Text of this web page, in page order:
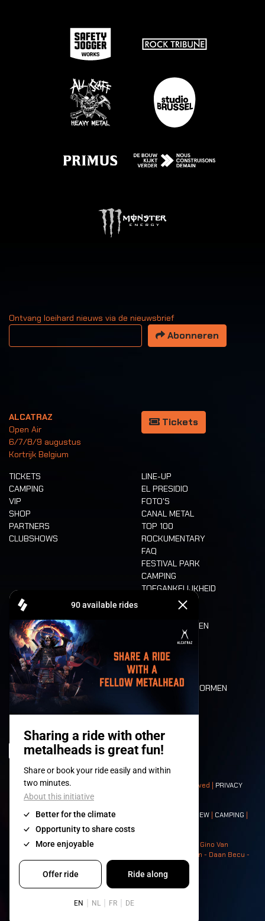
Ontvang loeihard nieuws via de nieuwsbrief
Uw email adres
Abonneren
ALCATRAZ
Open Air
6/7/8/9 augustus
Kortrijk Belgium
Tickets
TICKETS
CAMPING
VIP
SHOP
PARTNERS
CLUBSHOWS
LINE-UP
EL PRESIDIO
FOTO'S
CANAL METAL
TOP 100
ROCKUMENTARY
FAQ
FESTIVAL PARK
CAMPING
TOEGANKELIJKHEID
CASHLESS
ETEN EN DRINKEN
MOBILITEIT
LONE WOLVES
PLATTEGROND
DEATH RIDE
WAARDEN EN NORMEN
HISTORIEK
© 2008-2026- Apache Productions VZW – All rights reserved | PRIVACY
POLICY|ALGEMENE VOORWAARDEN
Contact:GENERAL| PARTNERSHIPS CREW CAMPING
| NEIGHBOURS
Photos: Ann Kermans - Hans Van Hoof - Eliaz Bruggeman - Gino Van
Lancker - Tim Tronckoe - Elsie Roymans - Stijn Verbruggen - Daan Becu -
Claus Christa - Devid Camerlynck